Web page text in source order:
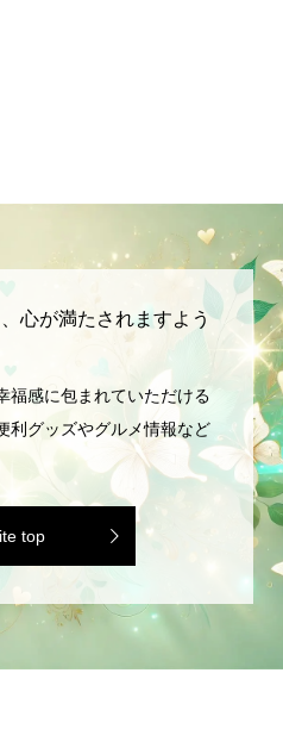
心が満たされますよう
福感に包まれていただける
利グッズやグルメ情報など
top